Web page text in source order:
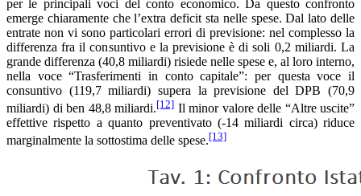
per le principali voci del conto economico. Da questo confronto
emerge chiaramente che l’extra deficit sta nelle spese. Dal lato delle
entrate non vi sono particolari errori di previsione: nel complesso la
differenza fra il consuntivo e la previsione è di soli 0,2 miliardi. La
grande differenza (40,8 miliardi) risiede nelle spese e, al loro interno,
nella voce “Trasferimenti in conto capitale”: per questa voce il
consuntivo (119,7 miliardi) supera la previsione del DPB (70,9
miliardi) di ben 48,8 miliardi.[12] Il minor valore delle “Altre uscite”
effettive rispetto a quanto preventivato (-14 miliardi circa) riduce
marginalmente la sottostima delle spese.[13]